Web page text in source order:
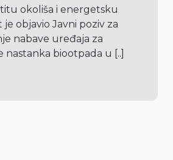
okoliša i energetsku
objavio Javni poziv za
nabave uređaja za
nastanka biootpada u [..]